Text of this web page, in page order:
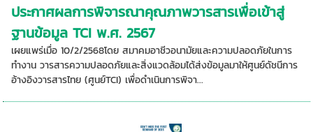
ประกาศผลการพิจารณาคุณภาพวารสารเพื่อเข้าสู่
ฐานข้อมูล TCI พ.ศ. 2567
เผยแพร่เมื่อ 10/2/2568โดย สมาคมอาชีวอนามัยและความปลอดภัยในการ
ทำงาน วารสารความปลอดภัยและสิ่งแวดล้อมได้ส่งข้อมูลมาให้ศูนย์ดัชนีการ
อ้างอิงวารสารไทย (ศูนย์TCI) เพื่อดำเนินการพิจา...